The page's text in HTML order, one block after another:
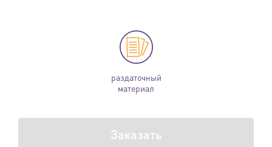
раздаточный
материал
Заказать